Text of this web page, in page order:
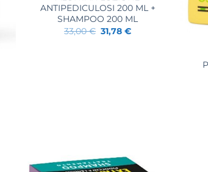
ANTIPEDICULOSI 200 ML +
SHAMPOO 200 ML
33,00€ Il
prezzo
31,78€Il